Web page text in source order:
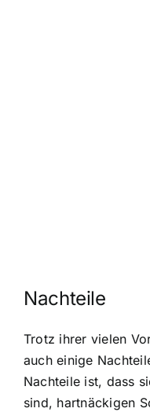
Nachteile
Trotz ihrer vielen
auch einige
Nachteile ist, dass
sind, hartnäckigen